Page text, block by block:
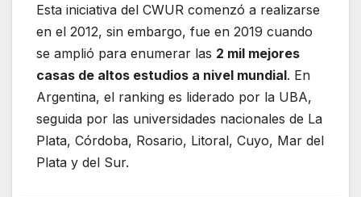
Esta iniciativa del CWUR comenzó a realizarse
en el 2012, sin embargo, fue en 2019 cuando
se amplió para enumerar las 2 mil mejores
casas de altos estudios a nivel mundial. En
Argentina, el ranking es liderado por la UBA,
seguida por las universidades nacionales de La
Plata, Córdoba, Rosario, Litoral, Cuyo, Mar del
Plata y del Sur.